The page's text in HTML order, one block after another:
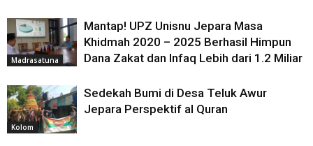
Madrasatuna
Mantap! UPZ Unisnu Jepara Masa
Khidmah 2020 – 2025 Berhasil Himpun
Dana Zakat dan Infaq Lebih dari 1.2 Miliar
Kolom
Sedekah Bumi di Desa Teluk Awur
Jepara Perspektif al Quran